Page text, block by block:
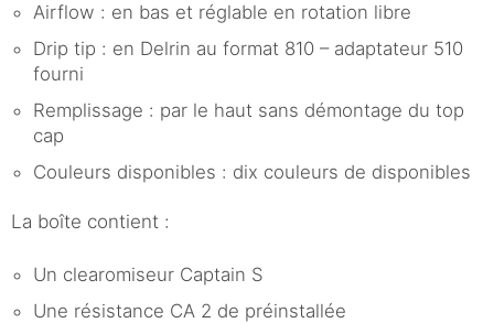
Airflow : en bas et réglable en rotation libre
Drip tip : en Delrin au format 810 – adaptateur 510
fourni
Remplissage : par le haut sans démontage du top
cap
Couleurs disponibles : dix couleurs de disponibles
La boîte contient :
Un clearomiseur Captain S
Une résistance CA 2 de préinstallée